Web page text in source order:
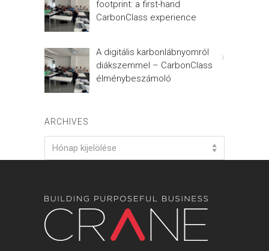
footprint: a first-hand
CarbonClass experience
A digitális karbonlábnyomról
diákszemmel – CarbonClass
élménybeszámoló
ARCHIVES
Archives
Hónap kijelölése